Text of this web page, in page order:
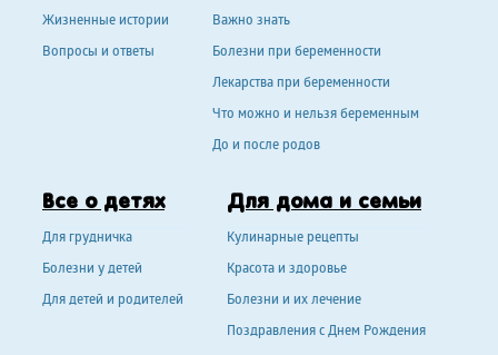
Жизненные истории
Вопросы и ответы
Важно знать
Болезни при беременности
Лекарства при беременности
Что можно и нельзя беременным
До и после родов
Все о детях
Для грудничка
Болезни у детей
Для детей и родителей
Для дома и семьи
Кулинарные рецепты
Красота и здоровье
Болезни и их лечение
Поздравления с Днем Рождения